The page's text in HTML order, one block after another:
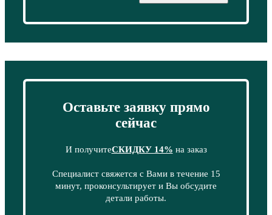
Оставьте заявку прямо
сейчас
И получитеСКИДКУ 14% на заказ
Специалист свяжется с Вами в течение 15
минут, проконсультирует и Вы обсудите
детали работы.